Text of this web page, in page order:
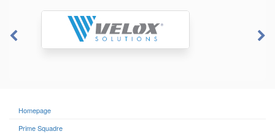
Homepage
Prime Squadre